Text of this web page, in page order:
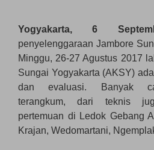
Yogyakarta, 6
penyelenggaraan Jambore
Minggu, 26-27 Agustus 2017
Sungai Yogyakarta (AKSY)
dan evaluasi. Banyak
terangkum, dari teknis
pertemuan di Ledok Gebang
Krajan, Wedomartani,